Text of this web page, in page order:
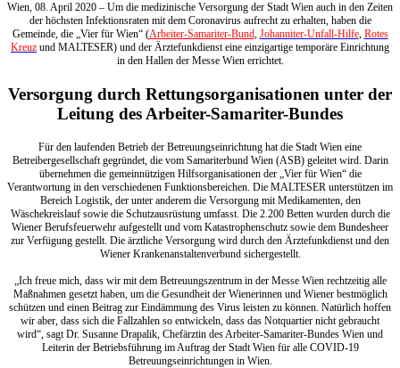
Wien, 08. April 2020 – Um die medizinische Versorgung der Stadt Wien auch in den Zeiten
der höchsten Infektionsraten mit dem Coronavirus aufrecht zu erhalten, haben die
Gemeinde, die „Vier für Wien“ (Arbeiter-Samariter-Bund, Johanniter-Unfall-Hilfe, Rotes
Kreuz und MALTESER) und der Ärztefunkdienst eine einzigartige temporäre Einrichtung
in den Hallen der Messe Wien errichtet.
Versorgung durch Rettungsorganisationen unter der
Leitung des Arbeiter-Samariter-Bundes
Für den laufenden Betrieb der Betreuungseinrichtung hat die Stadt Wien eine
Betreibergesellschaft gegründet, die vom Samariterbund Wien (ASB) geleitet wird. Darin
übernehmen die gemeinnützigen Hilfsorganisationen der „Vier für Wien“ die
Verantwortung in den verschiedenen Funktionsbereichen. Die MALTESER unterstützen im
Bereich Logistik, der unter anderem die Versorgung mit Medikamenten, den
Wäschekreislauf sowie die Schutzausrüstung umfasst. Die 2.200 Betten wurden durch die
Wiener Berufsfeuerwehr aufgestellt und vom Katastrophenschutz sowie dem Bundesheer
zur Verfügung gestellt. Die ärztliche Versorgung wird durch den Ärztefunkdienst und den
Wiener Krankenanstaltenverbund sichergestellt.
„Ich freue mich, dass wir mit dem Betreuungszentrum in der Messe Wien rechtzeitig alle
Maßnahmen gesetzt haben, um die Gesundheit der Wienerinnen und Wiener bestmöglich
schützen und einen Beitrag zur Eindämmung des Virus leisten zu können. Natürlich hoffen
wir aber, dass sich die Fallzahlen so entwickeln, dass das Notquartier nicht gebraucht
wird“, sagt Dr. Susanne Drapalik, Chefärztin des Arbeiter-Samariter-Bundes Wien und
Leiterin der Betriebsführung im Auftrag der Stadt Wien für alle COVID-19
Betreuungseinrichtungen in Wien.